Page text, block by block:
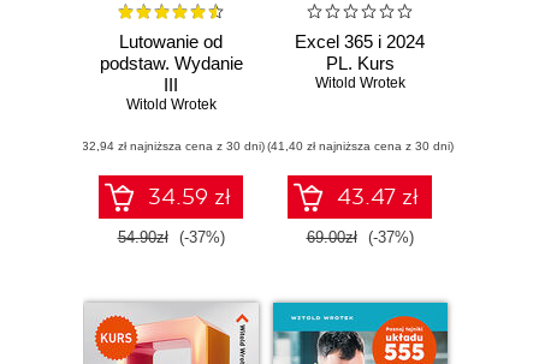
Lutowanie od
podstaw. Wydanie
III
Witold Wrotek
(32,94 zł najniższa cena z 30 dni)
34.59 zł
54.90zł (-37%)
Excel 365 i 2024
PL. Kurs
Witold Wrotek
(41,40 zł najniższa cena z 30 dni)
43.47 zł
69.00zł (-37%)